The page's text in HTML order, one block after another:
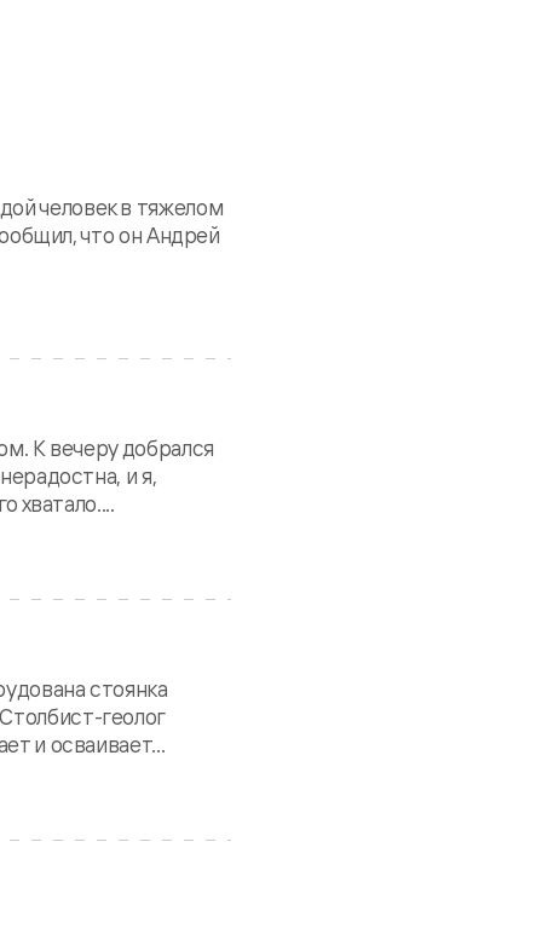
человек в тяжелом
что он Андрей
К вечеру добрался
и я,
хватало....
стоянка
геолог
и осваивает...